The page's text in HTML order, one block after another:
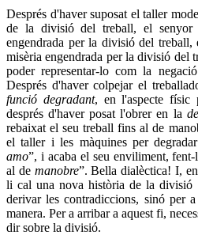
Després d'haver suposat el taller
de la divisió del treball, el senyor
engendrada per la divisió del treball,
misèria engendrada per la divisió del
poder representar-lo com la
Després d'haver colpejar el
funció degradant, en l'aspecte físic
després d'haver posat l'obrer en la
rebaixat el seu treball fins al de
el taller i les màquines per
amo”, i acaba el seu enviliment,
al de manobre”. Bella dialèctica! I,
li cal una nova història de la
derivar les contradiccions, sinó per
manera. Per a arribar a aquest fi,
dir sobre la divisió.